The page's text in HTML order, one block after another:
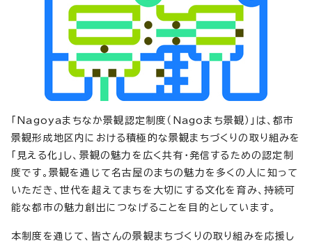
「Nagoyaまちなか景観認定制度（Nagoまち景観）」は、都市
景観形成地区内における積極的な景観まちづくりの取り組みを
「見える化」し、景観の魅力を広く共有・発信するための認定制
度です。景観を通じて名古屋のまちの魅力を多くの人に知って
いただき、世代を超えてまちを大切にする文化を育み、持続可
能な都市の魅力創出につなげることを目的としています。
本制度を通じて、皆さんの景観まちづくりの取り組みを応援し